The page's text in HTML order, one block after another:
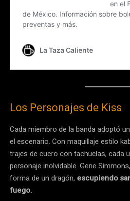
Los Personajes de Kiss
Cada miembro de la banda adoptó
el escenario. Con maquillaje estilo
trajes de cuero con tachuelas, cada
personaje inolvidable. Gene
forma de un dragón, escupiendo
fuego.